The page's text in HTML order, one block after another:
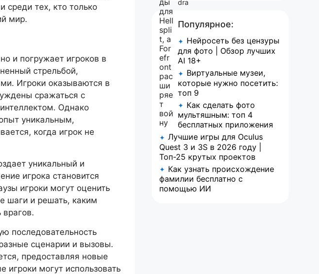
среди тех, кто только
мир.
и погружает игроков в
стрельбой,
Игроки оказываются в
сражаться с
Однако
уникальным,
когда игрок не
уникальный и
игрока становится
игроки могут оценить
шаги и решать, каким
последовательность
сценарии и вызовы.
предоставляя новые
игроки могут использовать
Популярное:
✦ Нейросеть без цензуры
для фото | Обзор лучших
AI 18+
✦ Виртуальные музеи,
которые нужно посетить:
топ 9
✦ Как сделать фото
мультяшным: топ 4
бесплатных приложения
✦ Лучшие игры для Oculus
Quest 3 и 3S в 2026 году |
Топ-25 крутых проектов
✦ Как узнать происхождение
фамилии бесплатно с
помощью ИИ